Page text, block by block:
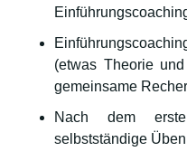
(etwas Theorie
gemeinsame
Nach dem
selbstständige